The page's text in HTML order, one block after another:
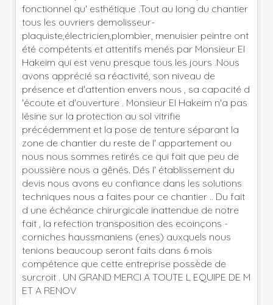
fonctionnel qu' esthétique .Tout au long du chantier
tous les ouvriers demolisseur-
plaquiste,électricien,plombier, menuisier peintre ont
été compétents et attentifs menés par Monsieur El
Hakeim qui est venu presque tous les jours .Nous
avons apprécié sa réactivité, son niveau de
présence et d'attention envers nous , sa capacité d
'écoute et d'ouverture . Monsieur El Hakeim n'a pas
lésine sur la protection au sol vitrifie
précédemment et la pose de tenture séparant la
zone de chantier du reste de l' appartement ou
nous nous sommes retirés ce qui fait que peu de
poussière nous a gênés. Dés l' établissement du
devis nous avons eu confiance dans les solutions
techniques nous a faites pour ce chantier .. Du fait
d une échéance chirurgicale inattendue de notre
fait , la refection transposition des ecoinçons -
corniches haussmaniens (enes) auxquels nous
tenions beaucoup seront faits dans 6 mois
compétence que cette entreprise possède de
surcroit . UN GRAND MERCI A TOUTE L EQUIPE DE M
ET A RENOV